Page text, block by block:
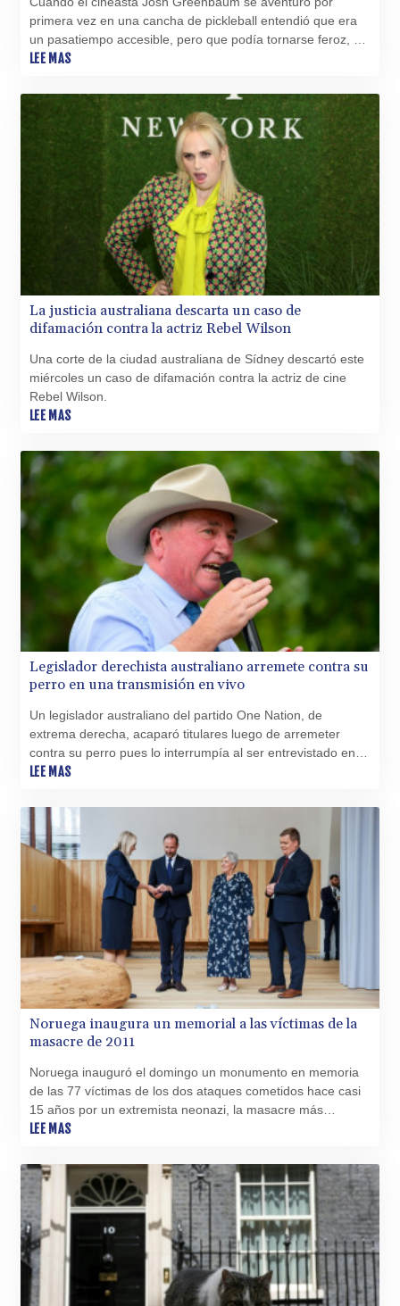
primera vez en una cancha de pickleball entendió que era
un pasatiempo accesible, pero que podía tornarse feroz, y
que, además de sudor, podía exprimir emociones en pocos
LEE MAS
La justicia australiana descarta un caso de
difamación contra la actriz Rebel Wilson
Una corte de la ciudad australiana de Sídney descartó este
miércoles un caso de difamación contra la actriz de cine
Rebel Wilson.
LEE MAS
Legislador derechista australiano arremete contra su
perro en una transmisión en vivo
Un legislador australiano del partido One Nation, de
extrema derecha, acaparó titulares luego de arremeter
contra su perro pues lo interrumpía al ser entrevistado en
vivo por televisión.
LEE MAS
Noruega inaugura un memorial a las víctimas de la
masacre de 2011
Noruega inauguró el domingo un monumento en memoria
de las 77 víctimas de los dos ataques cometidos hace casi
15 años por un extremista neonazi, la masacre más
mortífera en tiempos de paz de la historia del país.
LEE MAS